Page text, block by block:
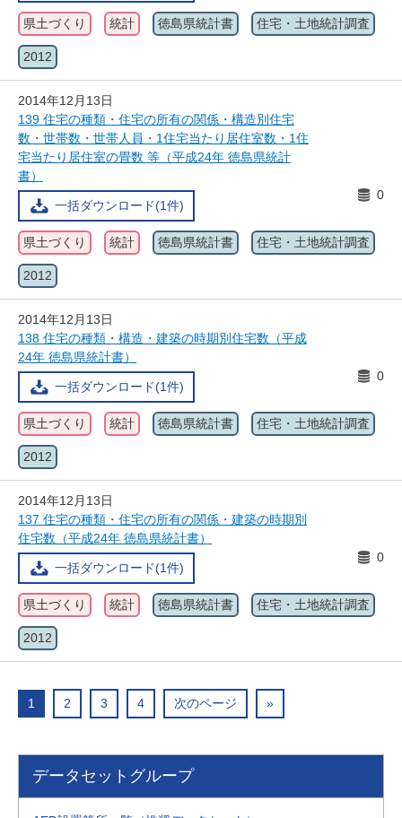
県土づくり 統計 徳島県統計書 住宅・土地統計調査
2012
2014年12月13日
139 住宅の種類・住宅の所有の関係・構造別住宅
数・世帯数・世帯人員・1住宅当たり居住室数・1住
宅当たり居住室の畳数 等（平成24年 徳島県統計
書）
一括ダウンロード(1件)
0
県土づくり 統計 徳島県統計書 住宅・土地統計調査
2012
2014年12月13日
138 住宅の種類・構造・建築の時期別住宅数（平成
24年 徳島県統計書）
一括ダウンロード(1件)
0
県土づくり 統計 徳島県統計書 住宅・土地統計調査
2012
2014年12月13日
137 住宅の種類・住宅の所有の関係・建築の時期別
住宅数（平成24年 徳島県統計書）
一括ダウンロード(1件)
0
県土づくり 統計 徳島県統計書 住宅・土地統計調査
2012
1 2 3 4 次のページ »
データセットグループ